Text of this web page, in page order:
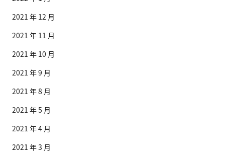
2021 年 12 月
2021 年 11 月
2021 年 10 月
2021 年 9 月
2021 年 8 月
2021 年 5 月
2021 年 4 月
2021 年 3 月